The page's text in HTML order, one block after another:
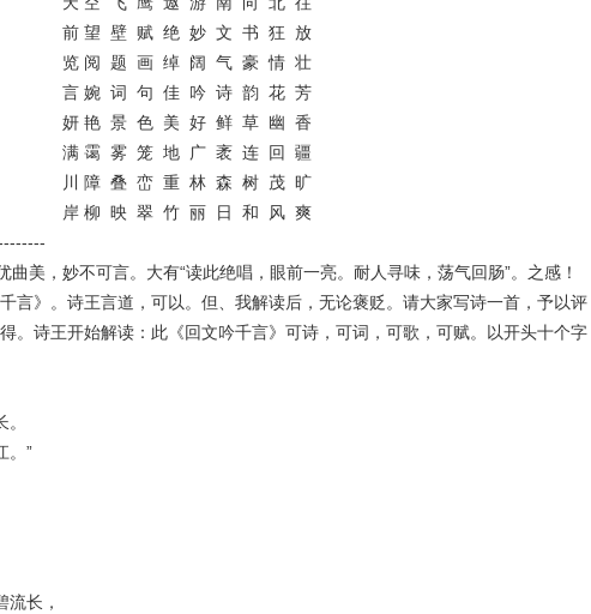
前 望 壁 赋 绝 妙 文 书 狂 放
览 阅 题 画 绰 阔 气 豪 情 壮
言 婉 词 句 佳 吟 诗 韵 花 芳
妍 艳 景 色 美 好 鲜 草 幽 香
满 霭 雾 笼 地 广 袤 连 回 疆
川 障 叠 峦 重 林 森 树 茂 旷
岸 柳 映 翠 竹 丽 日 和 风 爽
美，妙不可言。大有“读此绝唱，眼前一亮。耐人寻味，荡气回肠”。之感！
言》。诗王言道，可以。但、我解读后，无论褒贬。请大家写诗一首，予以评
。诗王开始解读：此《回文吟千言》可诗，可词，可歌，可赋。以开头十个字
。
。”
长，